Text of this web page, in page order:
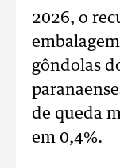
2026, o
gôndolas
de queda
em 0,4%.